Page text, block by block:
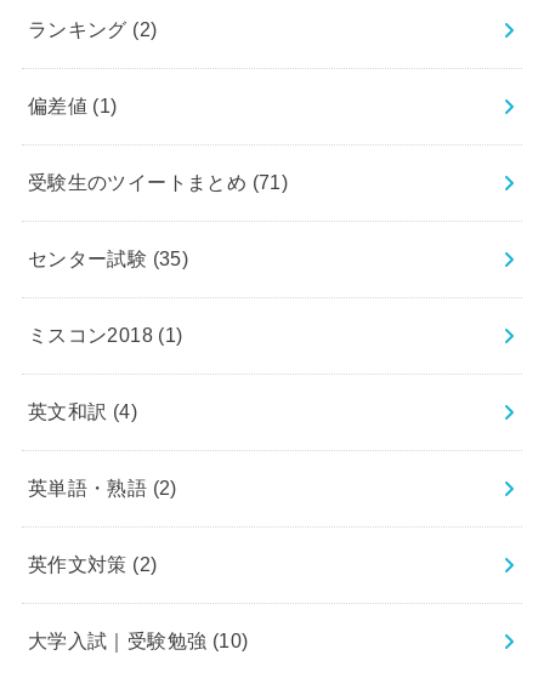
ランキング (2)
偏差値 (1)
受験生のツイートまとめ (71)
センター試験 (35)
ミスコン2018 (1)
英文和訳 (4)
英単語・熟語 (2)
英作文対策 (2)
大学入試｜受験勉強 (10)